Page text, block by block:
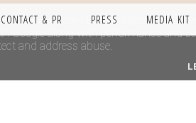
CONTACT & PR PRESS MEDIA KIT
cookies from Google to deliver its
Google along with performance and
and address abuse.